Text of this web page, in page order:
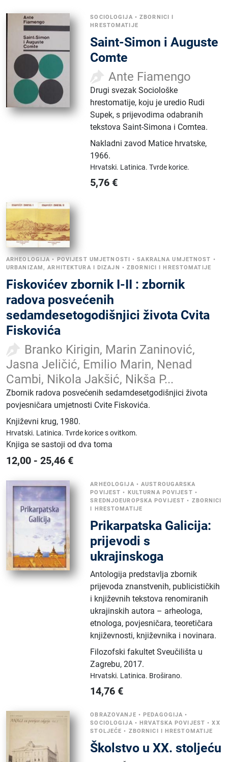
SOCIOLOGIJA •ZBORNICI I
HRESTOMATIJE
Saint-Simon i Auguste
Comte
Ante Fiamengo
Drugi svezak Sociološke
hrestomatije, koju je uredio Rudi
Supek, s prijevodima odabranih
tekstova Saint-Simona i Comtea.
Nakladni zavod Matice hrvatske,
1966.
Hrvatski. Latinica.Tvrde korice.
5,76 €
ARHEOLOGIJA • POVIJEST UMJETNOSTI •SAKRALNA UMJETNOST •
URBANIZAM, ARHITEKTURA I DIZAJN •ZBORNICI I HRESTOMATIJE
Fiskovićev zbornik I-II : zbornik
radova posvećenih
sedamdesetogodišnjici života Cvita
Fiskovića
Branko Kirigin, Marin Zaninović,
Jasna Jeličić, Emilio Marin, Nenad
Cambi, Nikola Jakšić, Nikša P...
Zbornik radova posvećenih sedamdesetgodišnjici života
povjesničara umjetnosti Cvite Fiskovića.
Književni krug, 1980.
Hrvatski. Latinica. Tvrde korice s ovitkom.
Knjiga se sastoji od dva toma
12,00 - 25,46 €
ARHEOLOGIJA •AUSTROUGARSKA
POVIJEST • KULTURNA POVIJEST •
SREDNJOEUROPSKA POVIJEST • ZBORNICI
I HRESTOMATIJE
Prikarpatska Galicija:
prijevodi s
ukrajinskoga
Antologija predstavlja zbornik
prijevoda znanstvenih, publicističkih
i književnih tekstova renomiranih
ukrajinskih autora – arheologa,
etnologa, povjesničara, teoretičara
književnosti, književnika i novinara.
Filozofski fakultet Sveučilišta u
Zagrebu,2017.
Hrvatski. Latinica. Broširano.
14,76 €
OBRAZOVANJE • PEDAGOGIJA •
SOCIOLOGIJA • HRVATSKA POVIJEST •XX
STOLJEĆE • ZBORNICI I HRESTOMATIJE
Školstvo u XX. stoljeću